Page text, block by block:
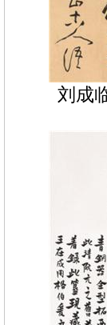
刘成